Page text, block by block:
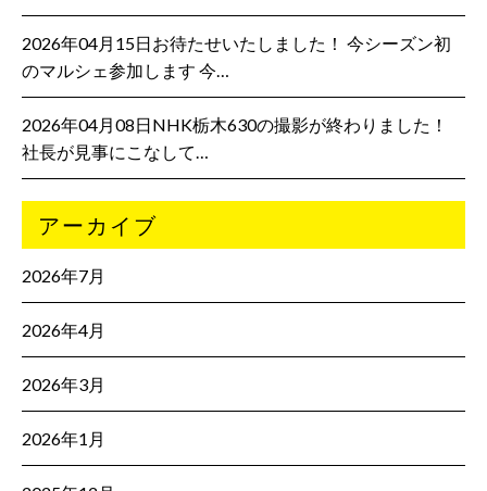
2026年04月15日お待たせいたしました！ 今シーズン初
のマルシェ参加します 今…
2026年04月08日NHK栃木630の撮影が終わりました！
社長が見事にこなして…
アーカイブ
2026年7月
2026年4月
2026年3月
2026年1月